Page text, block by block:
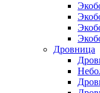
Дровница